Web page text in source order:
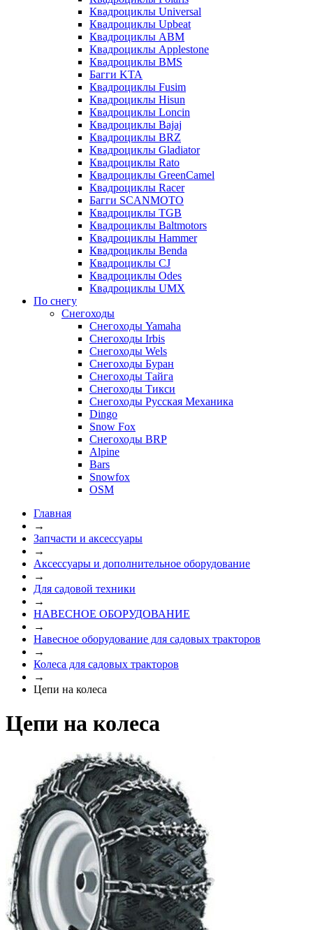
Квадроциклы Universal
Квадроциклы Upbeat
Квадроциклы ABM
Квадроциклы Applestone
Квадроциклы BMS
Багги KTA
Квадроциклы Fusim
Квадроциклы Hisun
Квадроциклы Loncin
Квадроциклы Bajaj
Квадроциклы BRZ
Квадроциклы Gladiator
Квадроциклы Rato
Квадроциклы GreenCamel
Квадроциклы Racer
Багги SCANMOTO
Квадроциклы TGB
Квадроциклы Baltmotors
Квадроциклы Hammer
Квадроциклы Benda
Квадроциклы CJ
Квадроциклы Odes
Квадроциклы UMX
По снегу
Снегоходы
Снегоходы Yamaha
Снегоходы Irbis
Снегоходы Wels
Снегоходы Буран
Снегоходы Тайга
Снегоходы Тикси
Снегоходы Русская Механика
Dingo
Snow Fox
Снегоходы BRP
Alpine
Bars
Snowfox
OSM
Главная
→
Запчасти и аксессуары
→
Аксессуары и дополнительное оборудование
→
Для садовой техники
→
НАВЕСНОЕ ОБОРУДОВАНИЕ
→
Навесное оборудование для садовых тракторов
→
Колеса для садовых тракторов
→
Цепи на колеса
Цепи на колеса